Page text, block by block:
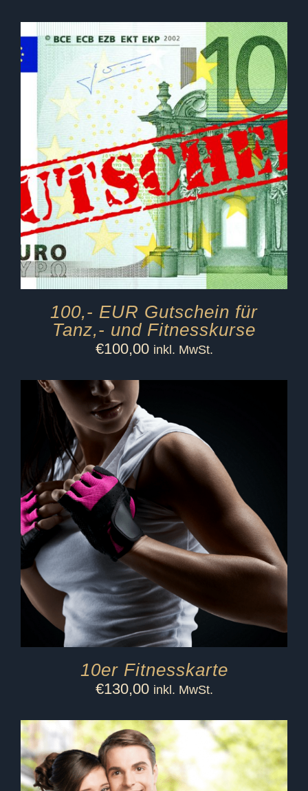
100,- EUR Gutschein für
Tanz,- und Fitnesskurse
€100,00 inkl. MwSt.
10er Fitnesskarte
€130,00 inkl. MwSt.